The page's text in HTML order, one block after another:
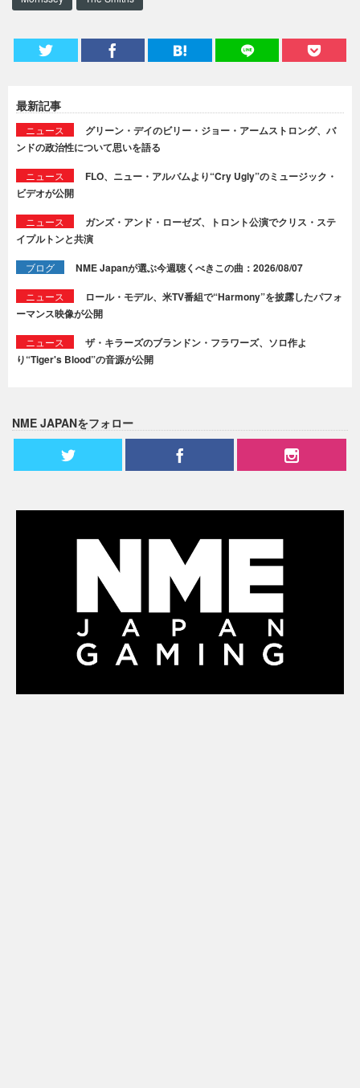
最新記事
ニュース
グリーン・デイのビリー・ジョー・アームストロング、バ
ンドの政治性について思いを語る
ニュース
FLO、ニュー・アルバムより“Cry Ugly”のミュージック・
ビデオが公開
ニュース
ガンズ・アンド・ローゼズ、トロント公演でクリス・ステ
イプルトンと共演
ブログ NME Japanが選ぶ今週聴くべきこの曲：2026/08/07
ニュース
ロール・モデル、米TV番組で“Harmony”を披露したパフォ
ーマンス映像が公開
ニュース
ザ・キラーズのブランドン・フラワーズ、ソロ作よ
り“Tiger's Blood”の音源が公開
NME JAPANをフォロー